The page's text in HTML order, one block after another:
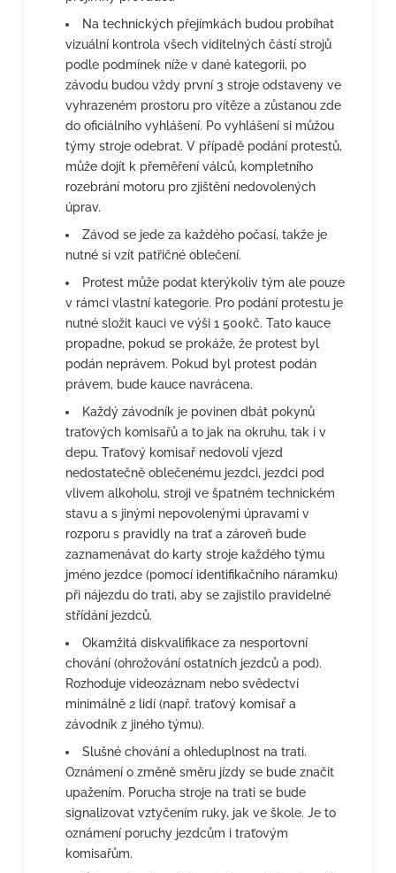
Na technických přejímkách budou probíhat
vizuální kontrola všech viditelných částí strojů
podle podmínek níže v dané kategorii, po
závodu budou vždy první 3 stroje odstaveny ve
vyhrazeném prostoru pro vítěze a zůstanou zde
do oficiálního vyhlášení. Po vyhlášení si můžou
týmy stroje odebrat. V případě podání protestů,
může dojít k přeměření válců, kompletního
rozebrání motoru pro zjištění nedovolených
úprav.
Závod se jede za každého počasí, takže je
nutné si vzít patřičné oblečení.
Protest může podat kterýkoliv tým ale pouze
v rámci vlastní kategorie. Pro podání protestu je
nutné složit kauci ve výši 1 500kč. Tato kauce
propadne, pokud se prokáže, že protest byl
podán neprávem. Pokud byl protest podán
právem, bude kauce navrácena.
Každý závodník je povinen dbát pokynů
traťových komisařů a to jak na okruhu, tak i v
depu. Traťový komisař nedovolí vjezd
nedostatečně oblečenému jezdci, jezdci pod
vlivem alkoholu, stroji ve špatném technickém
stavu a s jinými nepovolenými úpravami v
rozporu s pravidly na trať a zároveň bude
zaznamenávat do karty stroje každého týmu
jméno jezdce (pomocí identifikačního náramku)
při nájezdu do trati, aby se zajistilo pravidelné
střídání jezdců.
Okamžitá diskvalifikace za nesportovní
chování (ohrožování ostatních jezdců a pod).
Rozhoduje videozáznam nebo svědectví
minimálně 2 lidí (např. traťový komisař a
závodník z jiného týmu).
Slušné chování a ohleduplnost na trati.
Oznámení o změně směru jízdy se bude značit
upažením. Porucha stroje na trati se bude
signalizovat vztyčením ruky, jak ve škole. Je to
oznámení poruchy jezdcům i traťovým
komisařům.